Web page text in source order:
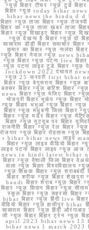
न्यूज़ बिहार टीचर न्यूज़ टुडे
बिहार न्यूज़ today bihar
bihar news the hindu d d
बिहार न्यूज़ ताजा बिहार न्यूज़
बिहार का न्यूज़ ताजा खबर ताजा
बिहार न्यूज़ दिखाइए बिहार न्यूज़
न्यूज़ देखना है बिहार न्यूज़ दो
सासाराम डीडी बिहार समाचार
कुमार का बिहार न्यूज़ नालंदा
न्यूज़ बिहार नेपाल न्यूज़ news
न्यूज़ बिहार न्यूज़ पटना live बिहार
न्यूज़ पटना लाइव टुडे बिहार न्यूज़
lockdown 2022 पंचायत news
न्यूज़ 25 फरवरी first bihar
बिहार न्यूज़ बेगूसराय बिहार न्यूज़
बक्सर बिहार न्यूज़ बारिश बिहार
news बिहार न्यूज़ भेजिए बिहार
भोजपुरी बिहार भूकंप न्यूज़ बिहार
न्यूज़ बिहार भभुआ न्यूज़ बिहार
बिहार न्यूज़ मधुबनी जिला बिहार
बिहार न्यूज़ मर्डर बिहार न्यूज़
बिहार न्यूज़ यूट्यूब पर बिहार
राजनीति बिहार न्यूज़ रेल बिहार
रोजगार न्यूज़ बिहार रोहतास न्यूज़
r bihar bihar news लाइव
बिहार न्यूज़ लाइव वीडियो बिहार
लाइव पटना बिहार लाइव न्यूज़
news in hindi latest bihar
बिहार न्यूज़ वैशाली जिला बिहार
वाला न्यूज़ बिहार विश्वविद्यालय
न्यूज़ शिक्षक बिहार न्यूज़ शराबबंदी
बिहार शरीफ न्यूज़ बिहार
bandi बिहार शराब न्यूज़ बिहार
बिहार न्यूज़ सिवान बिहार न्यूज़
स्कूल बिहार न्यूज़ सहरसा बिहार
bihar बिहार न्यूज़ हिंदी live बिहार
वीडियो बिहार न्यूज़ हाजीपुर bihar
सासाराम बिहार न्यूज़ हिंदी
जी न्यूज बिहार बिहार ट्रेन न्यूज़
april 2023 bihar news 13
bihar news 1 march 2023